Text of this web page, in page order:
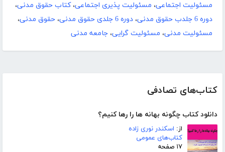
کتاب‌های تصادفی
دانلود کتاب چگونه بهانه ها را رها کنیم؟
از: اسکندر نوری زاده
کتاب‌های عمومی
۱۷ صفحه
مسئولیت اجتماعی، مسئولیت پذیری اجتماعی،کتاب حقوق مدنی،
دوره 6 جلدب حقوق مدنی
، دوره 6 جلدی حقوق مدنی ، حقوق مدنی،
مسئولیت مدنی، مسئولیت گرایی، جامعه مدنی